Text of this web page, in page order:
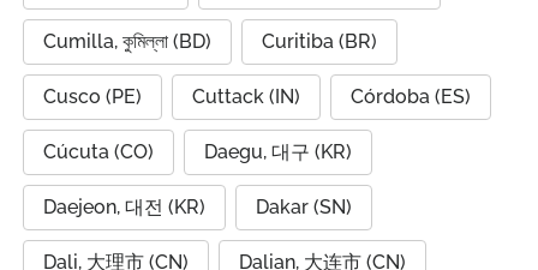
Cumilla, কুমিল্লা (BD) Curitiba (BR)
Cusco (PE) Cuttack (IN) Córdoba (ES)
Cúcuta (CO) Daegu, 대구 (KR)
Daejeon, 대전 (KR) Dakar (SN)
Dali, 大理市 (CN) Dalian, 大连市 (CN)